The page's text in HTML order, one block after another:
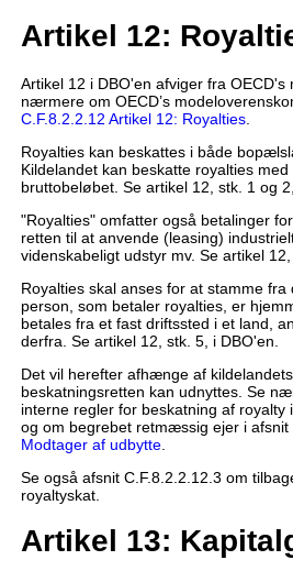
Artikel 12:
Artikel 12 i DBO'en afviger fra OECD's
nærmere om OECD’s
C.F.8.2.2.12 Artikel 12: Royalties.
Royalties kan beskattes i både
Kildelandet kan beskatte royalties
bruttobeløbet. Se artikel 12, stk. 1 og
"Royalties" omfatter også betalinger
retten til at anvende (leasing)
videnskabeligt udstyr mv. Se artikel 12,
Royalties skal anses for at stamme fra
person, som betaler royalties, er
betales fra et fast driftssted i et land,
derfra. Se artikel 12, stk. 5, i DBO'en.
Det vil herefter afhænge af
beskatningsretten kan udnyttes. Se
interne regler for beskatning af royalty
og om begrebet retmæssig ejer i afsnit
Modtager af udbytte.
Se også afsnit C.F.8.2.2.12.3 om
royaltyskat.
Artikel 13: